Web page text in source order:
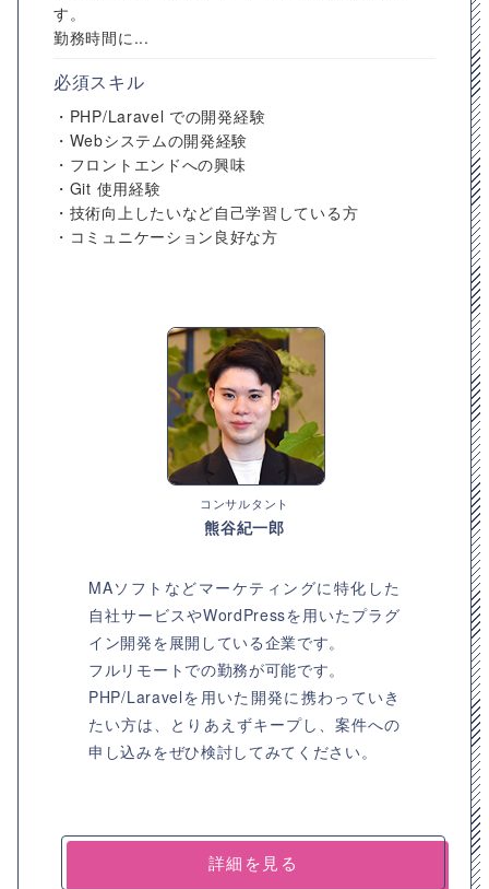
す。
勤務時間に...
必須スキル
・PHP/Laravel での開発経験
・Webシステムの開発経験
・フロントエンドへの興味
・Git 使用経験
・技術向上したいなど自己学習している方
・コミュニケーション良好な方
コンサルタント
熊谷紀一郎
MAソフトなどマーケティングに特化した
自社サービスやWordPressを用いたプラグ
イン開発を展開している企業です。
フルリモートでの勤務が可能です。
PHP/Laravelを用いた開発に携わっていき
たい方は、とりあえずキープし、案件への
申し込みをぜひ検討してみてください。
詳細を見る